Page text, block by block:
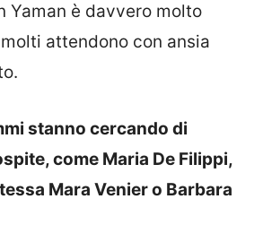
Yaman è davvero molto
attendono con ansia
stanno cercando di
come Maria De Filippi,
Mara Venier o Barbara